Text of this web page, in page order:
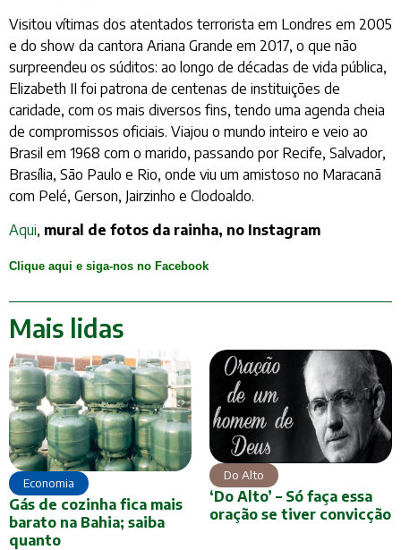
Visitou vítimas dos atentados terrorista em Londres em 2005
e do show da cantora Ariana Grande em 2017, o que não
surpreendeu os súditos: ao longo de décadas de vida pública,
Elizabeth II foi patrona de centenas de instituições de
caridade, com os mais diversos fins, tendo uma agenda cheia
de compromissos oficiais. Viajou o mundo inteiro e veio ao
Brasil em 1968 com o marido, passando por Recife, Salvador,
Brasília, São Paulo e Rio, onde viu um amistoso no Maracanã
com Pelé, Gerson, Jairzinho e Clodoaldo.
Aqui, mural de fotos da rainha, no Instagram
Clique aqui e siga-nos no Facebook
Mais lidas
Economia
Gás de cozinha fica mais
barato na Bahia; saiba
quanto
Do Alto
‘Do Alto’ – Só faça essa
oração se tiver convicção